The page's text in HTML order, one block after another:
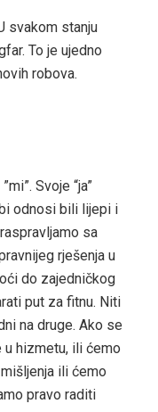
svakom stanju
To je ujedno
robova.
Svoje “ja”
odnosi bili lijepi i
sa
rješenja u
do zajedničkog
put za fitnu. Niti
na druge. Ako se
hizmetu, ili ćemo
ili ćemo
pravo raditi